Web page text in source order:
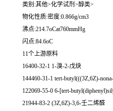
类别:其他>化学试剂>醇类>
物化性质:密度:0.866g/cm3
沸点:214.7oCat760mmHg
闪点:84.6oC
11个上游原料
16400-32-1 1-溴-2-戊炔
144460-31-1 tert-butyl(((3Z,6Z)-
122069-55-0 6-[tert-
21944-83-2 (3Z,6Z)-3,6-壬二烯醛